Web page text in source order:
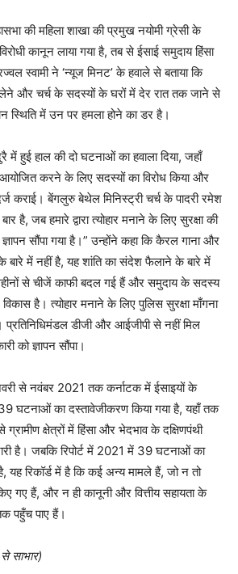
की महिला शाखा की प्रमुख नयोमी ग्रेसी के
कानून लाया गया है, तब से ईसाई समुदाय हिंसा
स्वामी ने ‘न्यूज मिनट’ के हवाले से बताया कि
और चर्च के सदस्यों के घरों में देर रात तक जाने से
स्थिति में उन पर हमला होने का डर है।
में हुई हाल की दो घटनाओं का हवाला दिया, जहाँ
आयोजित करने के लिए सदस्यों का विरोध किया और
कराई। बेंगलुरु बेथेल मिनिस्ट्री चर्च के पादरी रमेश
है, जब हमारे द्वारा त्योहार मनाने के लिए सुरक्षा की
सौंपा गया है।” उन्होंने कहा कि कैरल गाना और
के बारे में नहीं है, यह शांति का संदेश फैलाने के बारे में
से चीजें काफी बदल गई हैं और समुदाय के सदस्य
है। त्योहार मनाने के लिए पुलिस सुरक्षा माँगना
प्रतिनिधिमंडल डीजी और आईजीपी से नहीं मिल
को ज्ञापन सौंपा।
से नवंबर 2021 तक कर्नाटक में ईसाइयों के
घटनाओं का दस्तावेजीकरण किया गया है, यहाँ तक
क्षेत्रों में हिंसा और भेदभाव के दक्षिणपंथी
है। जबकि रिपोर्ट में 2021 में 39 घटनाओं का
यह रिकॉर्ड में है कि कई अन्य मामले हैं, जो न तो
किए गए हैं, और न ही कानूनी और वित्तीय सहायता के
पहुँच पाए हैं।
साभार)